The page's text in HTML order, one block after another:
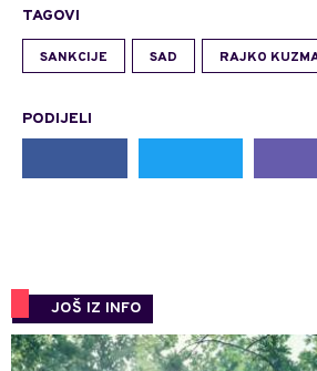
TAGOVI
SANKCIJE SAD RAJKO
PODIJELI
JOŠ IZ INFO